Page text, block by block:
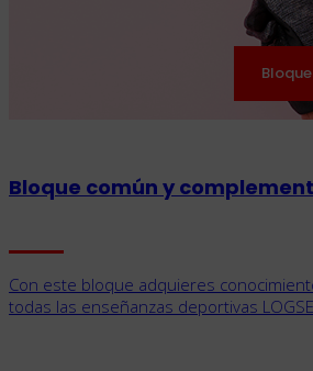
Bloque común y
Con este bloque adquieres
todas las enseñanzas deportivas